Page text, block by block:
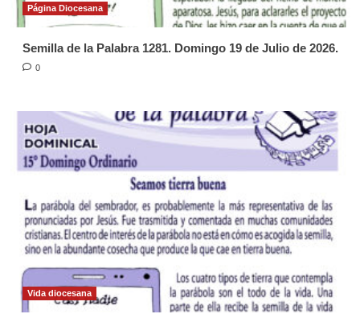
Página Diocesana
Semilla de la Palabra 1281. Domingo 19 de Julio de 2026.
0
Vida diocesana